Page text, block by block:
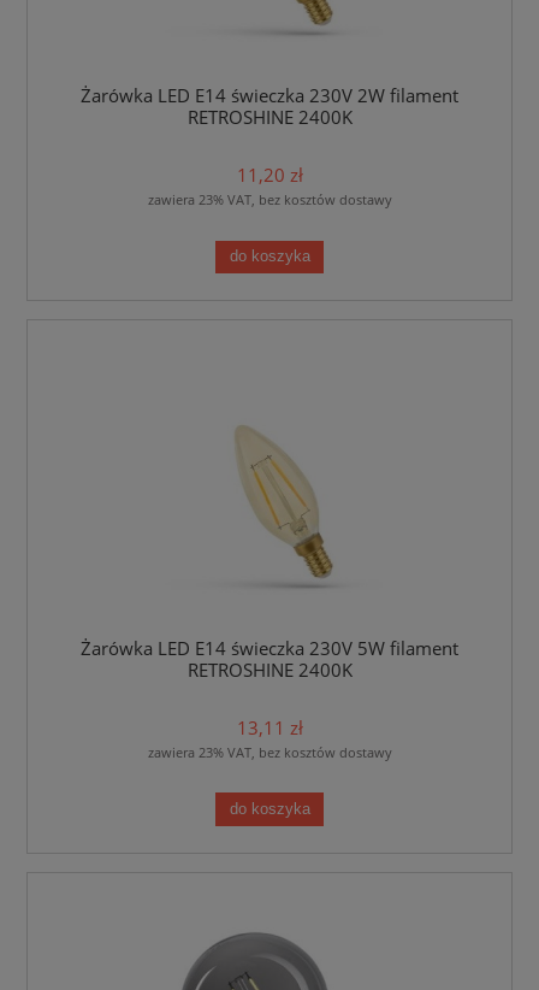
Żarówka LED E14 świeczka 230V 2W filament
RETROSHINE 2400K
11,20 zł
zawiera 23% VAT, bez kosztów dostawy
do koszyka
Żarówka LED E14 świeczka 230V 5W filament
RETROSHINE 2400K
13,11 zł
zawiera 23% VAT, bez kosztów dostawy
do koszyka